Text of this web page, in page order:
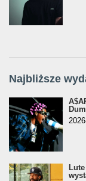
Najbliższe